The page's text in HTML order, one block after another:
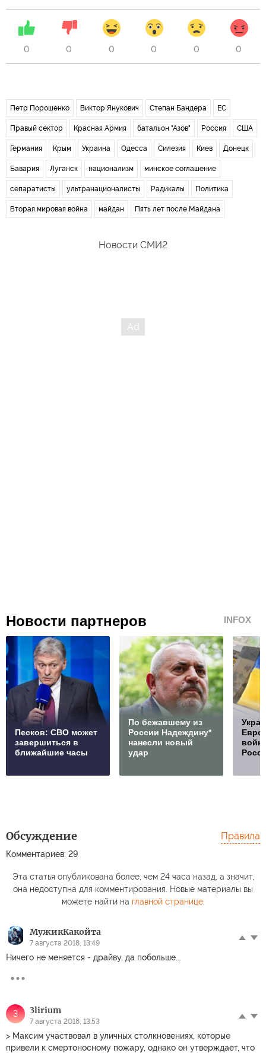
0 0 0 0 0 0
Петр Порошенко Виктор Янукович Степан Бандера ЕС
Правый сектор Красная Армия батальон "Азов" Россия США
Германия Крым Украина Одесса Силезия Киев Донецк
Бавария Луганск национализм минское соглашение
сепаратисты ультранационалисты Радикалы Политика
Вторая мировая война майдан Пять лет после Майдана
Новости СМИ2
Новости партнеров INFOX
Песков: СВО может
завершиться в
ближайшие часы
По бежавшему из
России Надеждину*
нанесли новый
удар
Обсуждение
Комментариев: 29
Правила
Эта статья опубликована более, чем 24 часа назад, а значит,
она недоступна для комментирования. Новые материалы вы
можете найти на главной странице.
МужикКакойта
7 августа 2018, 13:49
Ничего не меняется - драйву, да побольше...
3 3lirium
7 августа 2018, 13:53
> Максим участвовал в уличных столкновениях, которые
привели к смертоносному пожару, однако он утверждает, что